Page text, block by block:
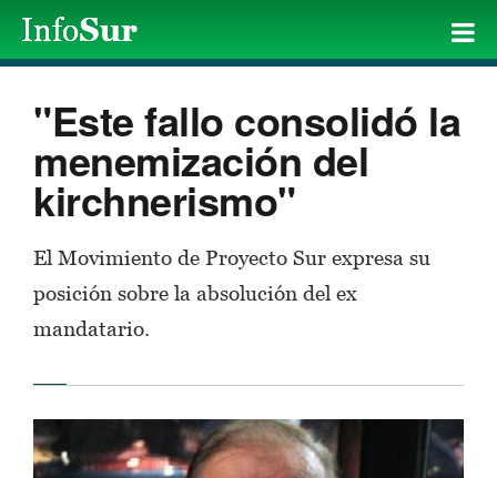
"Este fallo consolidó la
menemización del
kirchnerismo"
El Movimiento de Proyecto Sur expresa su
posición sobre la absolución del ex
mandatario.